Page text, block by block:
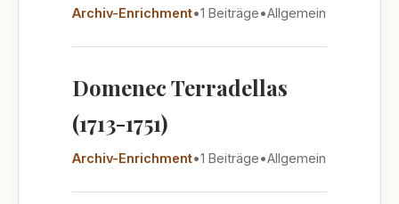
Archiv-Enrichment•1 Beiträge•Allgemein
Domenec Terradellas
(1713-1751)
Archiv-Enrichment•1 Beiträge•Allgemein